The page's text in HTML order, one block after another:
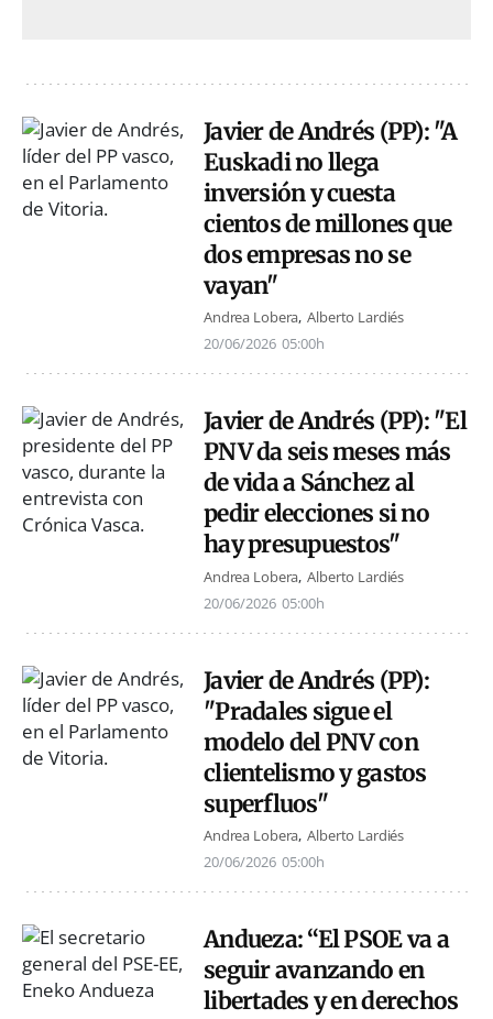
Javier de Andrés (PP): "A
Euskadi no llega
inversión y cuesta
cientos de millones que
dos empresas no se
vayan"
Andrea Lobera Alberto Lardiés
20/06/2026 05:00h
Javier de Andrés (PP): "El
PNV da seis meses más
de vida a Sánchez al
pedir elecciones si no
hay presupuestos"
Andrea Lobera Alberto Lardiés
20/06/2026 05:00h
Javier de Andrés (PP):
"Pradales sigue el
modelo del PNV con
clientelismo y gastos
superfluos"
Andrea Lobera Alberto Lardiés
20/06/2026 05:00h
Andueza: “El PSOE va a
seguir avanzando en
libertades y en derechos